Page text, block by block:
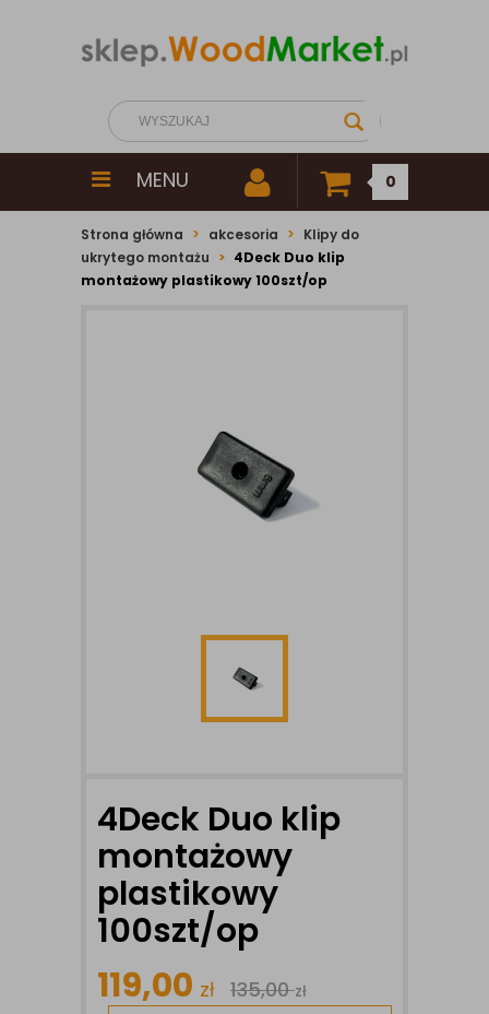
MENU 0
Strona główna akcesoria
Klipy do
ukrytego montażu
4Deck Duo klip
montażowy plastikowy 100szt/op
4Deck Duo klip
montażowy
plastikowy
100szt/op
119,00 zł 135,00zł